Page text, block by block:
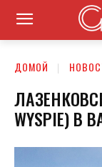
ДОМОЙ
WYSPIE) В